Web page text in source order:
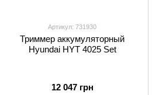
Артикул: 731930
Триммер аккумуляторный
Hyundai HYT 4025 Set
12 047 грн